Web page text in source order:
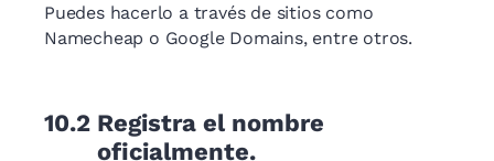
Puedes hacerlo a través de sitios como
Namecheap o Google Domains, entre otros.
10.2 Registra el nombre
oficialmente.